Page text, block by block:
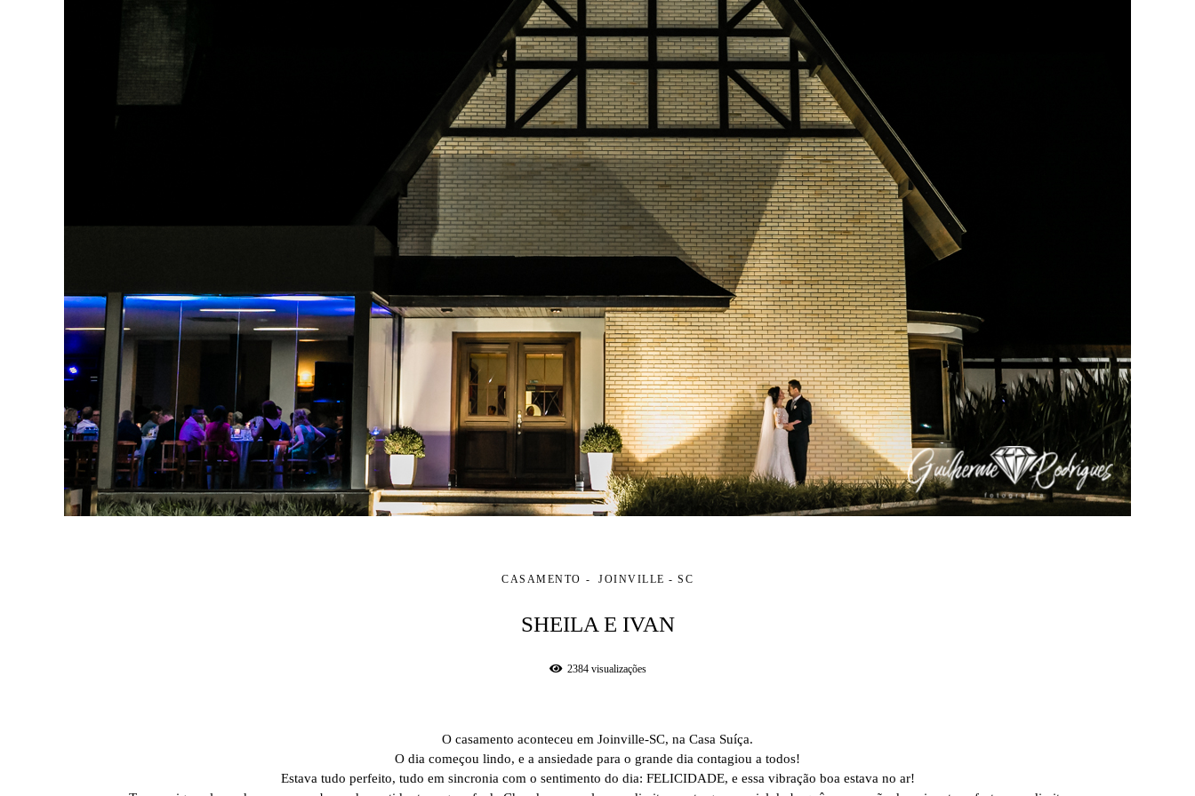
CASAMENTO JOINVILLE - SC
SHEILA E IVAN
2384visualizações
O casamento aconteceu em Joinville-SC, na Casa Suíça.
O dia começou lindo, e a ansiedade para o grande dia contagiou a todos!
Estava tudo perfeito, tudo em sincronia com o sentimento do dia: FELICIDADE, e essa vibração boa estava no ar!